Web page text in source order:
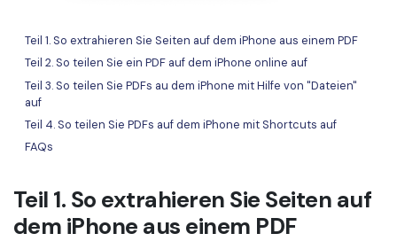
Teil 1. So extrahieren Sie Seiten auf dem iPhone aus einem PDF
Teil 2. So teilen Sie ein PDF auf dem iPhone online auf
Teil 3. So teilen Sie PDFs au dem iPhone mit Hilfe von "Dateien"
auf
Teil 4. So teilen Sie PDFs auf dem iPhone mit Shortcuts auf
FAQs
Teil 1. So extrahieren Sie Seiten auf
dem iPhone aus einem PDF